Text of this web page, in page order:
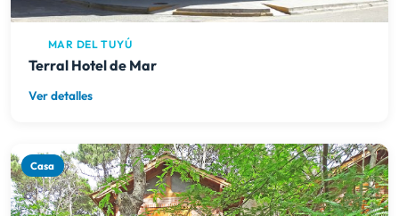
MAR DEL TUYÚ
Terral Hotel de Mar
Ver detalles
Casa